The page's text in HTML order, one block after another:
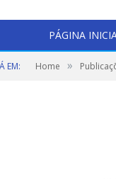
PÁGINA
EM: Home »